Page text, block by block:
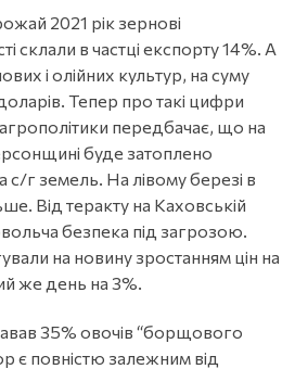
2021 рік зернові
склали в частці експорту 14%. А
і олійних культур, на суму
Тепер про такі цифри
передбачає, що на
буде затоплено
с/г земель. На лівому березі в
Від теракту на Каховській
безпека під загрозою.
на новину зростанням цін на
же день на 3%.
35% овочів “борщового
є повністю залежним від